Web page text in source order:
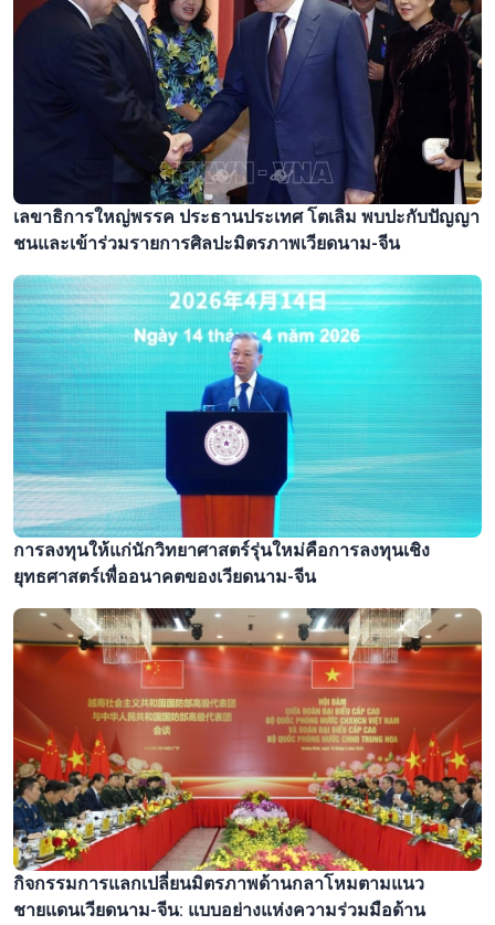
เลขาธิการใหญ่พรรค ประธานประเทศ โตเลิม พบปะกับปัญญา
ชนและเข้าร่วมรายการศิลปะมิตรภาพเวียดนาม-จีน
การลงทุนให้แก่นักวิทยาศาสตร์รุ่นใหม่คือการลงทุนเชิง
ยุทธศาสตร์เพื่ออนาคตของเวียดนาม-จีน
กิจกรรมการแลกเปลี่ยนมิตรภาพด้านกลาโหมตามแนว
ชายแดนเวียดนาม-จีน: แบบอย่างแห่งความร่วมมือด้าน